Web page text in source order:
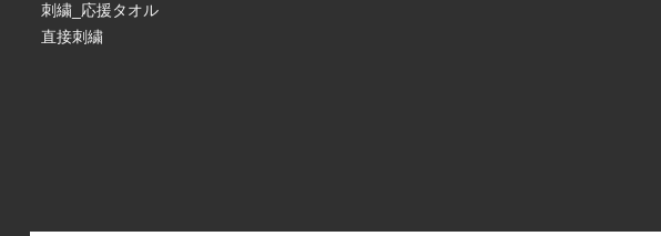
刺繍_応援タオル
直接刺繍